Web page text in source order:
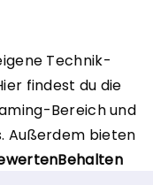
Technik-
findest du die
Bereich und
Außerdem bieten